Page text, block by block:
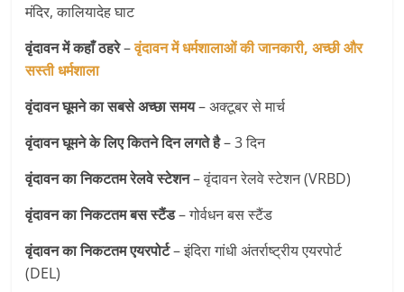
मंदिर, कालियादेह घाट
वृंदावन में कहाँ ठहरे–वृंदावन में धर्मशालाओं की जानकारी, अच्छी और
सस्ती धर्मशाला
वृंदावन घूमने का सबसे अच्छा समय– अक्टूबर से मार्च
वृंदावन घूमने के लिए कितने दिन लगते है– 3 दिन
वृंदावन का निकटतम रेलवे स्टेशन– वृंदावन रेलवे स्टेशन (VRBD)
वृंदावन का निकटतमबस स्टैंड– गोर्वधन बस स्टैंड
वृंदावन का निकटतम एयरपोर्ट– इंदिरा गांधी अंतर्राष्ट्रीय एयरपोर्ट
(DEL)